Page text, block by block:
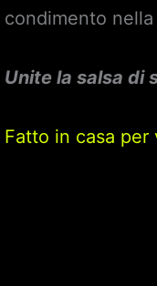
condimento
Unite la salsa di
Fatto in casa per